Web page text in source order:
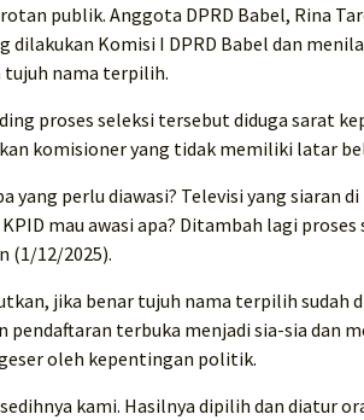
publik. Anggota DPRD Babel, Rina
dilakukan Komisi I DPRD Babel dan
tujuh nama terpilih.
proses seleksi tersebut diduga sarat
komisioner yang tidak memiliki latar
yang perlu diawasi? Televisi yang siaran
mau awasi apa? Ditambah lagi
(1/12/2025).
jika benar tujuh nama terpilih sudah
pendaftaran terbuka menjadi sia-sia dan
oleh kepentingan politik.
kami. Hasilnya dipilih dan diatur